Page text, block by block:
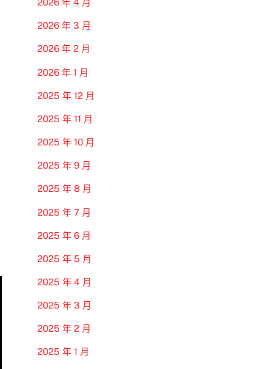
2026 年 4 月
2026 年 3 月
2026 年 2 月
2026 年 1 月
2025 年 12 月
2025 年 11 月
2025 年 10 月
2025 年 9 月
2025 年 8 月
2025 年 7 月
2025 年 6 月
2025 年 5 月
2025 年 4 月
2025 年 3 月
2025 年 2 月
2025 年 1 月